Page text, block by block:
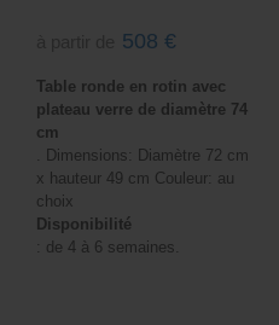
508 €
Table ronde en rotin avec
plateau verre de diamètre 74
cm
. Dimensions: Diamètre 72 cm
x hauteur 49 cm Couleur: au
choix
Disponibilité
: de 4 à 6 semaines.